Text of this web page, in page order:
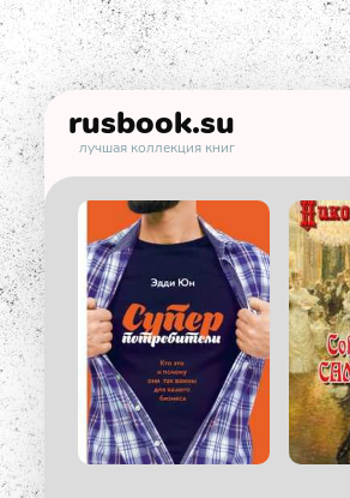
rusbook.su
лучшая коллекция книг